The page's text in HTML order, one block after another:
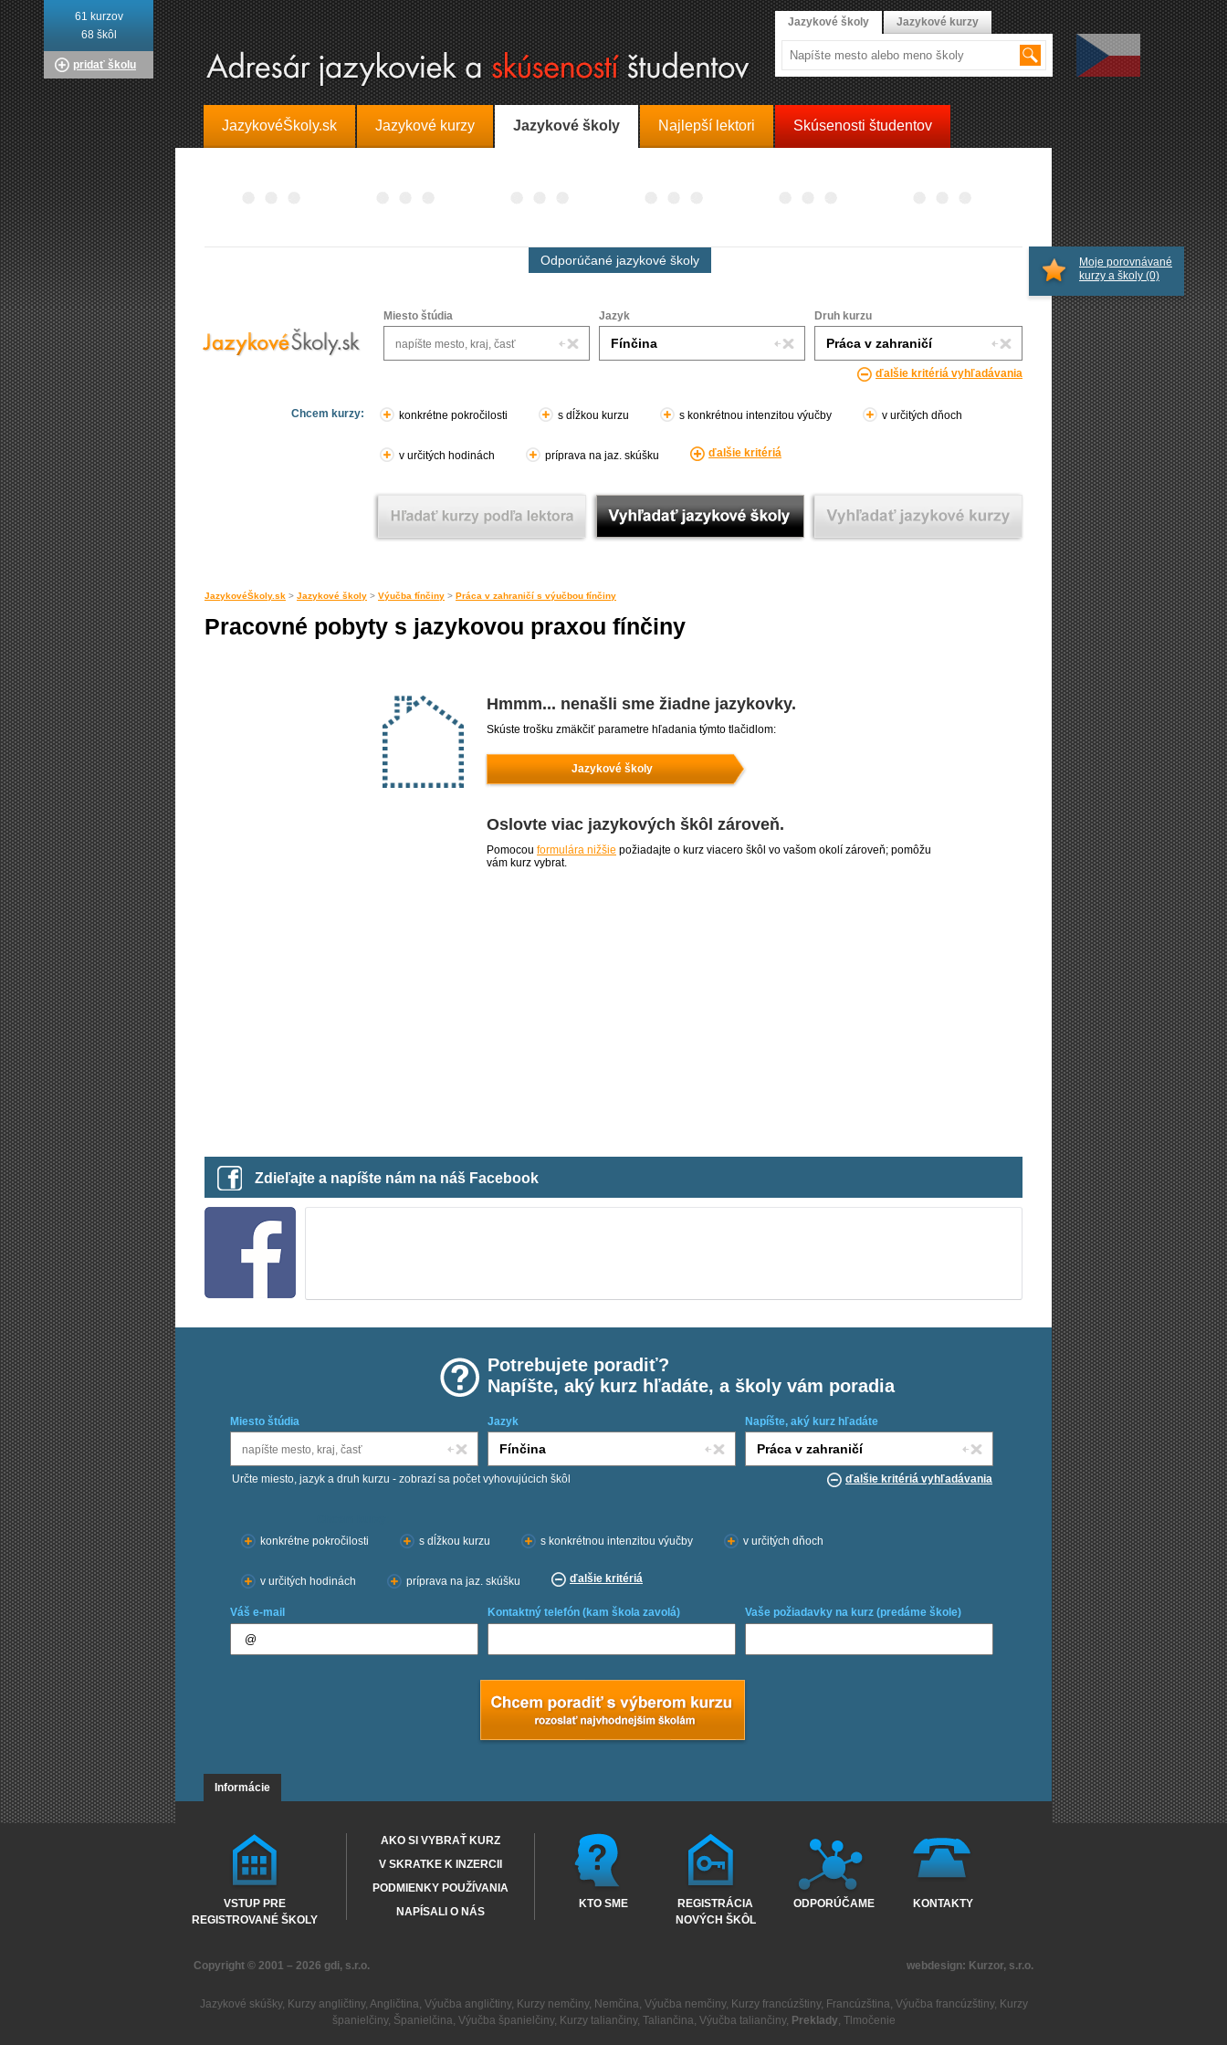
JazykovéŠkoly.sk Jazykové kurzy Jazykové školy Najlepší lektori Skúsenosti študentov
Odporúčané jazykové školy
Miesto štúdia Jazyk Druh kurzu
ďalšie kritériá vyhľadávania
Chcem kurzy: konkrétne pokročilosti s dĺžkou kurzu s konkrétnou intenzitou výučby v určitých dňoch
v určitých hodinách príprava na jaz. skúšku ďalšie kritériá
JazykovéŠkoly.sk > Jazykové školy > Výučba fínčiny > Práca v zahraničí s výučbou fínčiny
Pracovné pobyty s jazykovou praxou fínčiny
Hmmm... nenašli sme žiadne jazykovky.
Skúste trošku zmäkčiť parametre hľadania týmto tlačidlom:
Jazykové školy
Oslovte viac jazykových škôl zároveň.
Pomocou formulára nižšie požiadajte o kurz viacero škôl vo vašom okolí zároveň; pomôžu
vám kurz vybrat.
Zdieľajte a napíšte nám na náš Facebook
Potrebujete poradiť?
Napíšte, aký kurz hľadáte, a školy vám poradia
Miesto štúdia Jazyk Napíšte, aký kurz hľadáte
Určte miesto, jazyk a druh kurzu - zobrazí sa počet vyhovujúcich škôl ďalšie kritériá vyhľadávania
konkrétne pokročilosti
s dĺžkou kurzu s konkrétnou intenzitou výučby v určitých dňoch
v určitých hodinách príprava na jaz. skúšku ďalšie kritériá
Váš e-mail Kontaktný telefón (kam škola zavolá) Vaše požiadavky na kurz (predáme škole)
Moje porovnávané
kurzy a školy (0)
61 kurzov
68 škôl
pridať školu
Jazykové školy Jazykové kurzy
Informácie
VSTUP PRE
REGISTROVANÉ ŠKOLY
AKO SI VYBRAŤ KURZ
V SKRATKE K INZERCII
PODMIENKY POUŽÍVANIA
NAPÍSALI O NÁS
KTO SME
REGISTRÁCIA
NOVÝCH ŠKÔL
ODPORÚČAME KONTAKTY
Copyright © 2001 – 2026 gdi, s.r.o. webdesign: Kurzor, s.r.o.
Jazykové skúšky, Kurzy angličtiny, Angličtina, Výučba angličtiny, Kurzy nemčiny, Nemčina, Výučba nemčiny, Kurzy francúzštiny, Francúzština, Výučba francúzštiny, Kurzy
španielčiny, Španielčina, Výučba španielčiny, Kurzy taliančiny, Taliančina, Výučba taliančiny, Preklady, Tlmočenie